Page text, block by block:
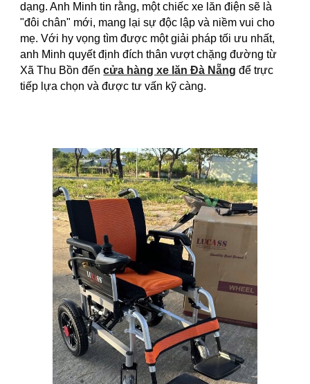
dạng. Anh Minh tin rằng, một chiếc xe lăn điện sẽ là
"đôi chân" mới, mang lại sự độc lập và niềm vui cho
mẹ. Với hy vọng tìm được một giải pháp tối ưu nhất,
anh Minh quyết định đích thân vượt chặng đường từ
Xã Thu Bồn đếncửa hàng xe lăn Đà Nẵng để trực
tiếp lựa chọn và được tư vấn kỹ càng.